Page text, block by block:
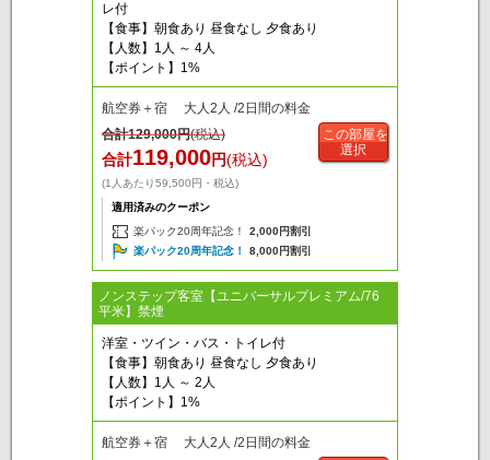
レ付
【食事】朝食あり 昼食なし 夕食あり
【人数】1人 ～ 4人
【ポイント】1%
航空券＋宿 大人2人 /2日間の料金
合計129,000円(税込)
合計119,000円(税込)
(1人あたり59,500円・税込)
適用済みのクーポン
楽パック20周年記念！
2,000円割引
楽パック20周年記念！
8,000円割引
この部屋を
選択
ノンステップ客室【ユニバーサルプレミアム/76
平米】禁煙
洋室・ツイン・バス・トイレ付
【食事】朝食あり 昼食なし 夕食あり
【人数】1人 ～ 2人
【ポイント】1%
航空券＋宿 大人2人 /2日間の料金